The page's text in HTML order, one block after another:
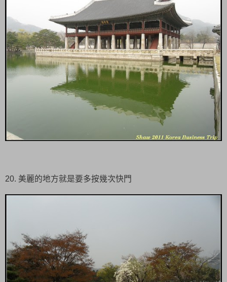
20. 美麗的地方就是要多按幾次快門